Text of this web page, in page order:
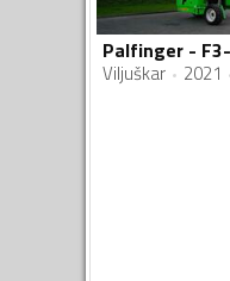
Viljuškar 2021